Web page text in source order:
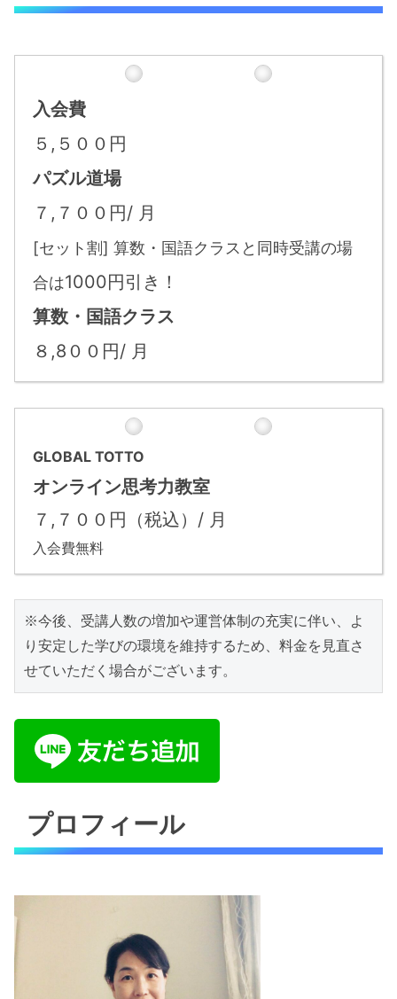
入会費
５,５００円
パズル道場
７,７００円/ 月
[セット割] 算数・国語クラスと同時受講の場
合は1000円引き！
算数・国語クラス
８,8００円/ 月
GLOBAL TOTTO
オンライン思考力教室
７,７００円（税込）/ 月
入会費無料
※今後、受講人数の増加や運営体制の充実に伴い、よ
り安定した学びの環境を維持するため、料金を見直さ
せていただく場合がございます。
プロフィール